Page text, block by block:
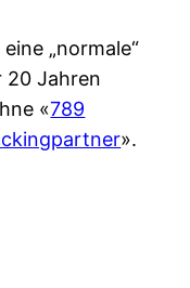
„normale“
20 Jahren
«789
».